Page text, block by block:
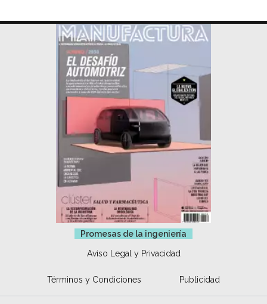
Promesas de la ingeniería
Aviso Legal y Privacidad
Términos y Condiciones Publicidad